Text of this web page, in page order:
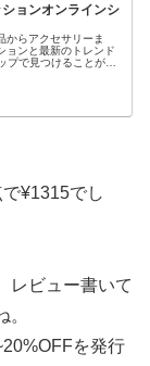
ョンオンラインシ
からアクセサリーま
ョンと最新のトレンド
で見つけることがで
¥1315でし
レビュー書いて
を発行